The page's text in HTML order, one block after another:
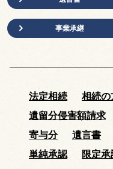
事業承継
法定相続 相続の
遺留分侵害額請求
寄与分
遺言書
単純承認
限定承